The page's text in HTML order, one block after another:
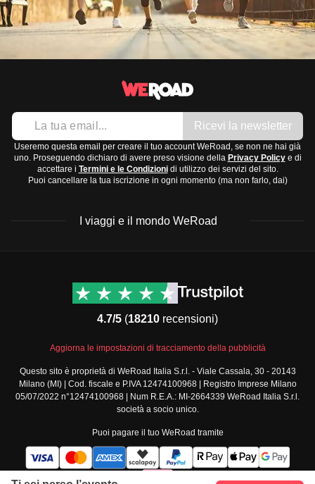
Ricevi la newsletter
Useremo questa email per creare il tuo account WeRoad, se non ne hai già
uno. Proseguendo dichiaro di avere preso visione della Privacy Policye di
accettare i Termini e le Condizionidi utilizzo dei servizi del sito.
Puoi cancellare la tua iscrizione in ogni momento (ma non farlo, dai)
I viaggi e il mondo WeRoad
Viaggi di gruppo Nord
Viaggi di gruppo Centro
Viaggi di gruppo Sud
America
Viaggi di gruppo Africa
Viaggi di gruppo Medio
Viaggi di gruppo Asia
Viaggi di gruppo Europa
Viaggi di gruppo Nord
Contatti
Termini e condizioni
Condizioni generali
standard
Policy annullamento
viaggio
Cookie policy
Privacy policy
Security
Governance
4.7/5 (18210 recensioni)
Aggiorna le impostazioni di tracciamento della pubblicità
Questo sito è proprietà di WeRoad Italia S.r.l. - Viale Cassala, 30 - 20143
Milano (MI) | Cod. fiscale e P.IVA 12474100968 | Registro Imprese Milano
05/07/2022 n°12474100968 | Num R.E.A.: MI-2664339 WeRoad Italia S.r.l.
società a socio unico.
Puoi pagare il tuo WeRoad tramite